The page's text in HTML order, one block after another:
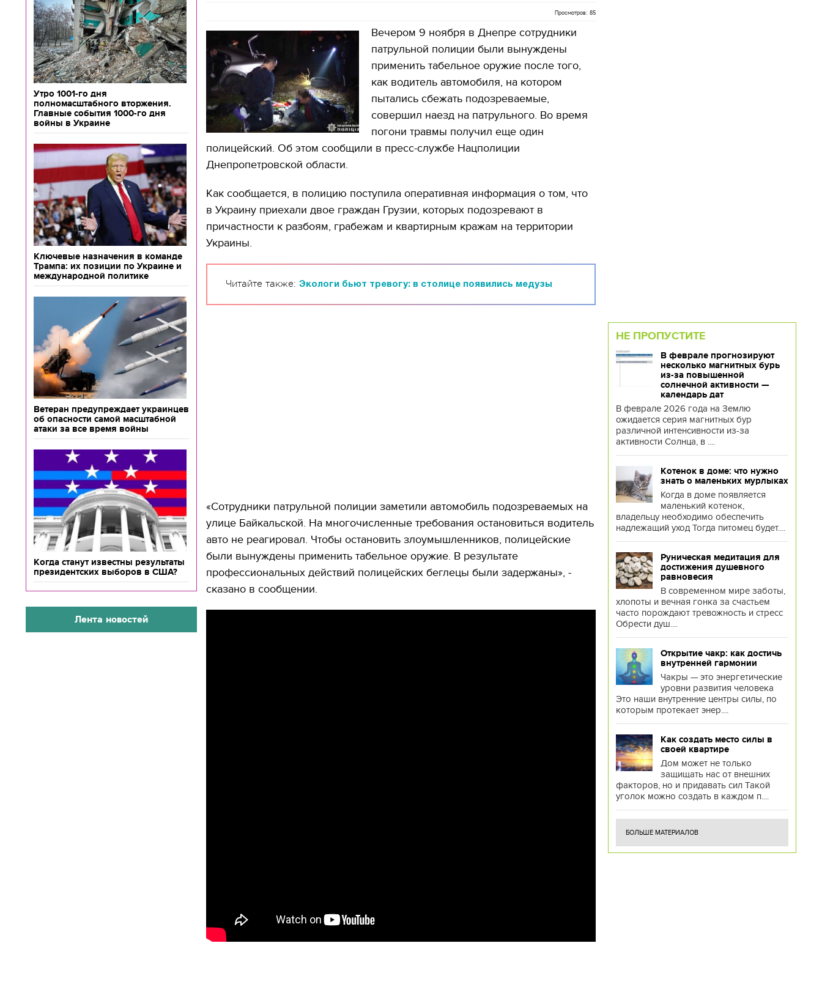
Утро 1001-го дня
полномасштабного вторжения.
Главные события 1000-го дня
войны в Украине
Ключевые назначения в команде
Трампа: их позиции по Украине и
международной политике
Ветеран предупреждает украинцев
об опасности самой масштабной
атаки за все время войны
Когда станут известны результаты
президентских выборов в США?
Лента новостей
Просмотров: 85
Вечером 9 ноября в Днепре сотрудники
патрульной полиции были вынуждены
применить табельное оружие после того,
как водитель автомобиля, на котором
пытались сбежать подозреваемые,
совершил наезд на патрульного. Во время
погони травмы получил еще один
полицейский. Об этом сообщили в пресс-службе Нацполиции
Днепропетровской области.
Как сообщается, в полицию поступила оперативная информация о том, что
в Украину приехали двое граждан Грузии, которых подозревают в
причастности к разбоям, грабежам и квартирным кражам на территории
Украины.
Читайте также: Экологи бьют тревогу: в столице появились медузы
«Сотрудники патрульной полиции заметили автомобиль подозреваемых на
улице Байкальской. На многочисленные требования остановиться водитель
авто не реагировал. Чтобы остановить злоумышленников, полицейские
были вынуждены применить табельное оружие. В результате
профессиональных действий полицейских беглецы были задержаны», -
сказано в сообщении.
НЕ ПРОПУСТИТЕ
В феврале прогнозируют
несколько магнитных бурь
из-за повышенной
солнечной активности —
календарь дат
В феврале 2026 года на Землю
ожидается серия магнитных бур
различной интенсивности из-за
активности Солнца, в ....
Котенок в доме: что нужно
знать о маленьких мурлыках
Когда в доме появляется
маленький котенок,
владельцу необходимо обеспечить
надлежащий уход Тогда питомец будет....
Руническая медитация для
достижения душевного
равновесия
В современном мире заботы,
хлопоты и вечная гонка за счастьем
часто порождают тревожность и стресс
Обрести душ....
Открытие чакр: как достичь
внутренней гармонии
Чакры — это энергетические
уровни развития человека
Это наши внутренние центры силы, по
которым протекает энер....
Как создать место силы в
своей квартире
Дом может не только
защищать нас от внешних
факторов, но и придавать сил Такой
уголок можно создать в каждом п....
БОЛЬШЕ МАТЕРИАЛОВ